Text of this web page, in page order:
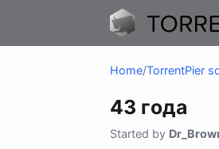
Home/TorrentPier
43 года
Started by